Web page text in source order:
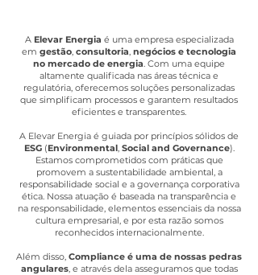
A Elevar Energia é uma empresa especializada
em gestão, consultoria, negócios e tecnologia
no mercado de energia. Com uma equipe
altamente qualificada nas áreas técnica e
regulatória, oferecemos soluções personalizadas
que simplificam processos e garantem resultados
eficientes e transparentes.
A Elevar Energia é guiada por princípios sólidos de
ESG(Environmental, Social and Governance).
Estamos comprometidos com práticas que
promovem a sustentabilidade ambiental, a
responsabilidade social e a governança corporativa
ética. Nossa atuação é baseada na transparência e
na responsabilidade, elementos essenciais da nossa
cultura empresarial, e por esta razão somos
reconhecidos internacionalmente.
Além disso, Compliance é uma de nossas pedras
angulares, e através dela asseguramos que todas